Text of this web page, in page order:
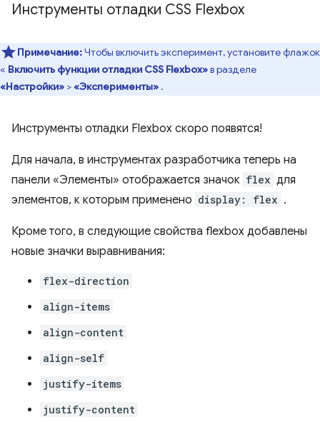
Инструменты отладки CSS Flexbox
Примечание:Чтобы включить эксперимент, установите флажок
« Включить функции отладки CSS Flexbox»в разделе
«Настройки» >«Эксперименты» .
Инструменты отладки Flexbox скоро появятся!
Для начала, в инструментах разработчика теперь на
панели «Элементы» отображается значок flex для
элементов, к которым применено display: flex .
Кроме того, в следующие свойства flexbox добавлены
новые значки выравнивания:
flex-direction
align-items
align-content
align-self
justify-items
justify-content